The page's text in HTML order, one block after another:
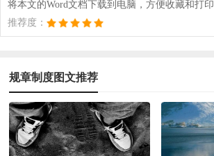
将本文的Word文档下载到电脑，方便收藏和打印
推荐度：
规章制度图文推荐